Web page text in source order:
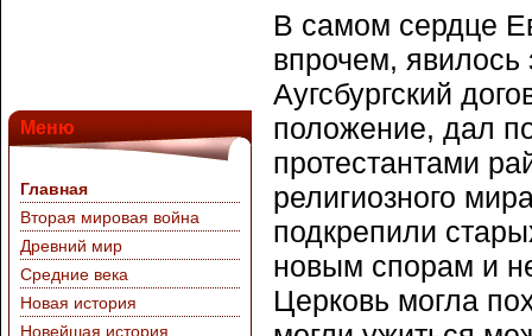
Меню
Главная
Вторая мировая война
Древний мир
Средние века
Новая история
Новейшая история
В самом сердце
впрочем,
Аугсбургский
положение, дал
протестантами
религиозного
подкрепили
новым спорам и
Церковь могла